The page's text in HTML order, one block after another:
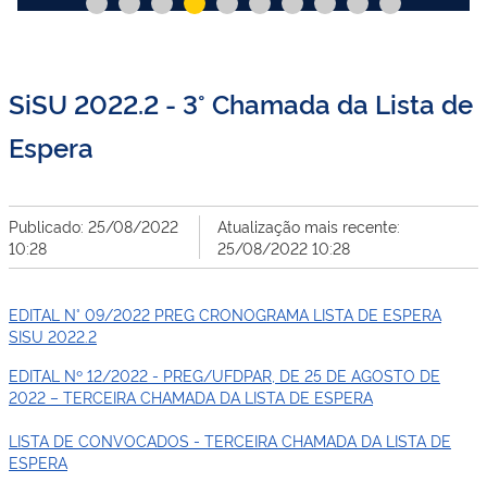
SiSU 2022.2 - 3° Chamada da Lista de
Espera
Publicado: 25/08/2022
10:28
Atualização mais recente:
25/08/2022 10:28
EDITAL N° 09/2022 PREG CRONOGRAMA LISTA DE ESPERA
SISU 2022.2
EDITAL Nº 12/2022 - PREG/UFDPAR, DE 25 DE AGOSTO DE
2022 – TERCEIRA CHAMADA DA LISTA DE ESPERA
LISTA DE CONVOCADOS - TERCEIRA CHAMADA DA LISTA DE
ESPERA